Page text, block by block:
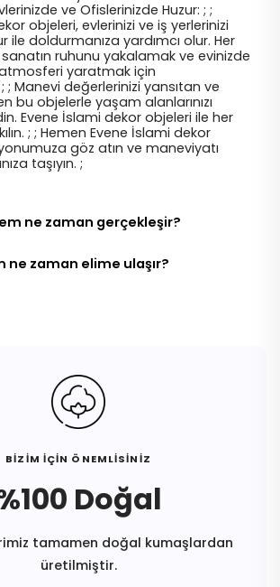
ve Ofislerinizde Huzur: ; ;
objeleri, evlerinizi ve iş yerlerinizi
ile doldurmanıza yardımcı olur. Her
ruhunu yakalamak ve evinizde
yaratmak için
; Manevi değerlerinizi yansıtan ve
bu objelerle yaşam alanlarınızı
Evene İslami dekor objeleri ile her
kılın. ; ; Hemen Evene İslami dekor
göz atın ve maneviyatı
taşıyın. ;
ne zaman gerçekleşir?
ne zaman elime ulaşır?
BİZİM İÇİN ÖNEMLİSİNİZ
Doğal
tamamen doğal kumaşlardan
üretilmiştir.